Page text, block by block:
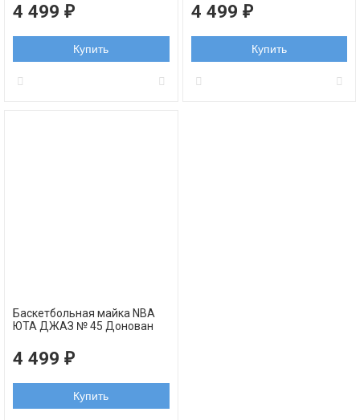
4 499 ₽
Купить
4 499 ₽
Купить
Баскетбольная майка NBA
ЮТА ДЖАЗ № 45 Донован
4 499 ₽
Купить